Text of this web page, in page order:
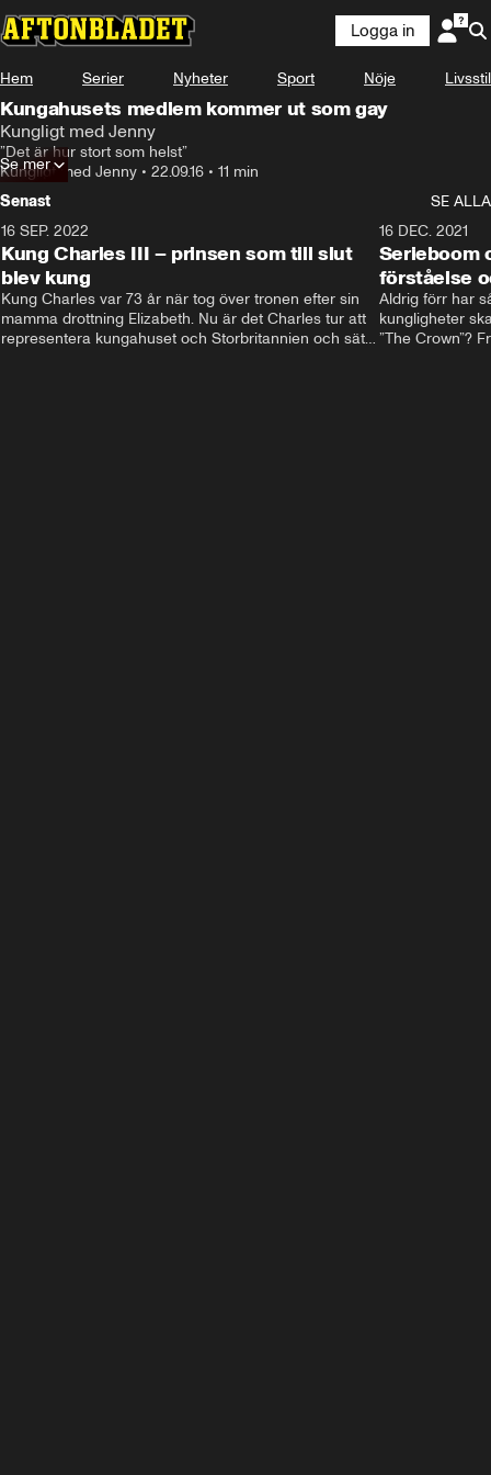
Logga in
Hem Serier Nyheter Sport Nöje Livsstil
Kungahusets medlem kommer ut som gay
Kungligt med Jenny
”Det är hur stort som helst”
Kungligt med Jenny • 22.09.16 • 11 min
Se mer
Senast
SE ALLA
16 SEP. 2022
Kung Charles III – prinsen som till slut
blev kung
Kung Charles var 73 år när tog över tronen efter sin
mamma drottning Elizabeth. Nu är det Charles tur att
representera kungahuset och Storbritannien och sätta
16 DEC. 2021
Serieboom
förståelse
Aldrig förr har
kungligheter
”The Crown”?